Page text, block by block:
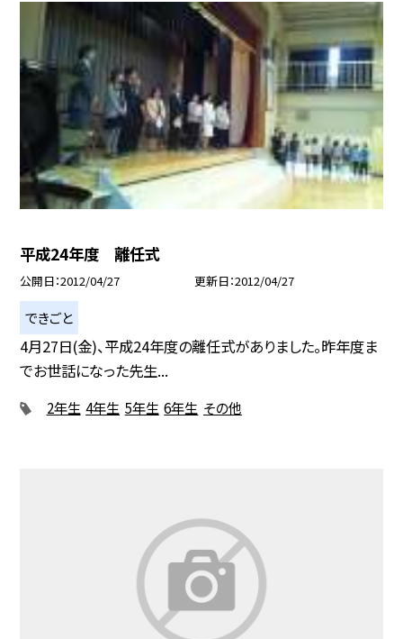
平成24年度 離任式
公開日 2012/04/27 更新日 2012/04/27
できごと
4月27日(金)、平成24年度の離任式がありました。昨年度ま
でお世話になった先生...
2年生 4年生 5年生 6年生 その他